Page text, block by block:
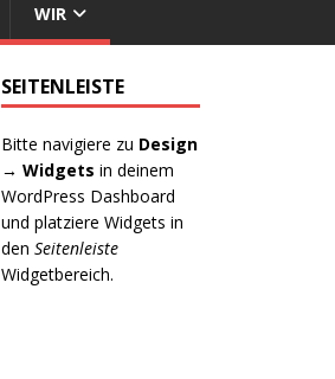
WIR
SEITENLEISTE
Bitte navigiere zu Design
→ Widgets in deinem
WordPress Dashboard
und platziere Widgets in
denSeitenleiste
Widgetbereich.